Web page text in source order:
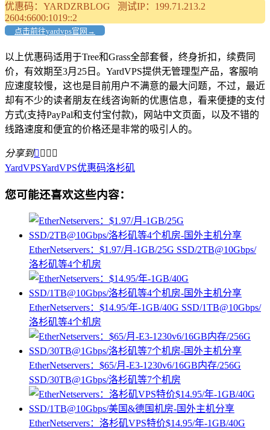
优惠码：YARDZRBLOG 测试IP：199.71.213.2
2604:6600:1019::2
点击前往yardvps官网→
以上优惠码适用于Tree和Grass全部套餐，终身折扣，续费同
价，有效期至3月25日。YardVPS提供无管理型产品，客服响
应速度较慢，这也是目前用户不满意的最大问题，不过，最近
却有不少的读者朋友在线咨询新的优惠信息，看来便捷的支付
方式(支持PayPal和支付宝付款)，网站中文页面，以及不错的
线路速度和便宜的价格还是非常的吸引人的。
分享到   
YardVPSYardVPS优惠码洛杉矶
您可能还喜欢这些内容：
EtherNetservers：$1.97/月-1GB/25G SSD/2TB@10Gbps/
洛杉矶等4个机房
EtherNetservers：$14.95/年-1GB/40G SSD/1TB@10Gbps/
洛杉矶等4个机房
EtherNetservers：$65/月-E3-1230v6/16GB内存/256G
SSD/30TB@1Gbps/洛杉矶等7个机房
EtherNetservers：洛杉矶VPS特价$14.95/年-1GB/40G